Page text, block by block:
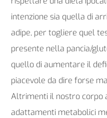
intenzione sia quella di
adipe, per togliere quel
presente nella pancia/
quello di aumentare il
piacevole da dire forse
Altrimenti il nostro corpo
adattamenti metabolici